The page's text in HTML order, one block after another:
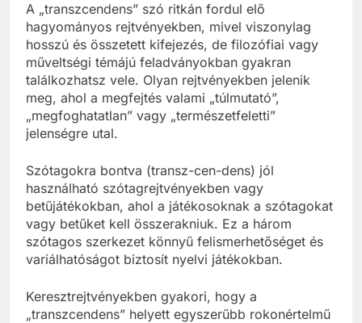
A „transzcendens” szó ritkán fordul elő
hagyományos rejtvényekben, mivel viszonylag
hosszú és összetett kifejezés, de filozófiai vagy
műveltségi témájú feladványokban gyakran
találkozhatsz vele. Olyan rejtvényekben jelenik
meg, ahol a megfejtés valami „túlmutató”,
„megfoghatatlan” vagy „természetfeletti”
jelenségre utal.
Szótagokra bontva (transz-cen-dens) jól
használható szótagrejtvényekben vagy
betűjátékokban, ahol a játékosoknak a szótagokat
vagy betűket kell összerakniuk. Ez a három
szótagos szerkezet könnyű felismerhetőséget és
variálhatóságot biztosít nyelvi játékokban.
Keresztrejtvényekben gyakori, hogy a
„transzcendens” helyett egyszerűbb rokonértelmű